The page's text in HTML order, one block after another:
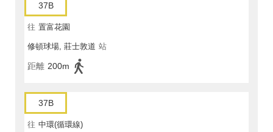
37B
往 置富花園
修頓球場, 莊士敦道 站
距離 200m
37B
往 中環(循環線)